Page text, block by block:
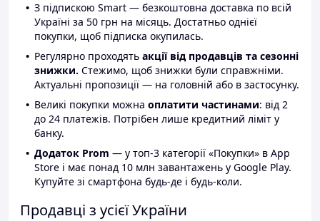
З підпискою Smart — безкоштовна доставка по всій
Україні за 50 грн на місяць. Достатньо однієї
покупки, щоб підписка окупилась.
Регулярно проходять акції від продавців та сезонні
знижки. Стежимо, щоб знижки були справжніми.
Актуальні пропозиції — на головній або в застосунку.
Великі покупки можна оплатити частинами: від 2
до 24 платежів. Потрібен лише кредитний ліміт у
банку.
Додаток Prom — у топ-3 категорії «Покупки» в App
Store і має понад 10 млн завантажень у Google Play.
Купуйте зі смартфона будь-де і будь-коли.
Продавці з усієї України